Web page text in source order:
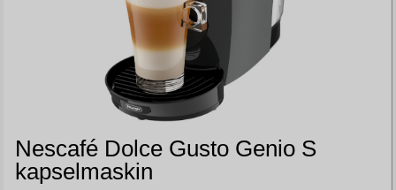
Nescafé Dolce Gusto Genio S
kapselmaskin